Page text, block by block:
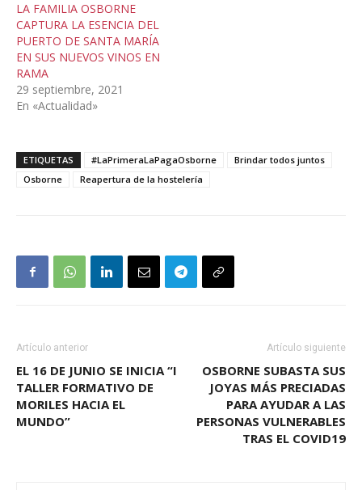
LA FAMILIA OSBORNE
CAPTURA LA ESENCIA DEL
PUERTO DE SANTA MARÍA
EN SUS NUEVOS VINOS EN
RAMA
29 septiembre, 2021
En «Actualidad»
ETIQUETAS #LaPrimeraLaPagaOsborne
Brindar todos juntos
Osborne
Reapertura de la hostelería
Artículo anterior
EL 16 DE JUNIO SE INICIA “I
TALLER FORMATIVO DE
MORILES HACIA EL
MUNDO”
Artículo siguiente
OSBORNE SUBASTA SUS
JOYAS MÁS PRECIADAS
PARA AYUDAR A LAS
PERSONAS VULNERABLES
TRAS EL COVID19